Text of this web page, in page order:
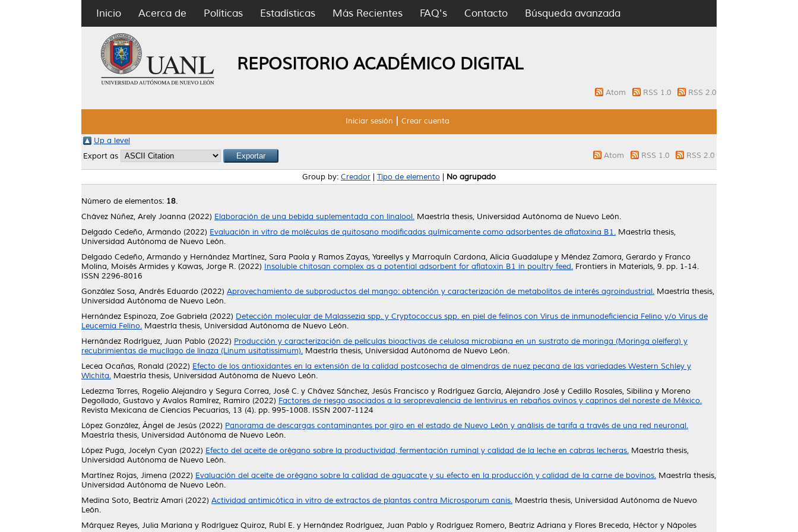
Inicio Acerca de Políticas Estadísticas Más Recientes FAQ's Contacto Búsqueda avanzada
REPOSITORIO ACADÉMICO DIGITAL
Atom RSS 1.0 RSS 2.0
Iniciar sesión Crear cuenta
Up a level
Export as
Atom RSS 1.0 RSS 2.0
Group by: Creador Tipo de elemento No agrupado
Número de elementos: 18.
Chávez Núñez, Arely Joanna (2022) Elaboración de una bebida suplementada con linalool. Maestría thesis, Universidad Autónoma de Nuevo León.
Delgado Cedeño, Armando (2022) Evaluación in vitro de moléculas de quitosano modificadas químicamente como adsorbentes de aflatoxina B1. Maestría thesis,
Universidad Autónoma de Nuevo León.
Delgado Cedeño, Armando y Hernández Martínez, Sara Paola y Ramos Zayas, Yareellys y Marroquín Cardona, Alicia Guadalupe y Méndez Zamora, Gerardo y Franco
Molina, Moisés Armides y Kawas, Jorge R. (2022) Insoluble chitosan complex as a potential adsorbent for aflatoxin B1 in poultry feed. Frontiers in Materials, 9. pp. 1-14.
ISSN 2296-8016
González Sosa, Andrés Eduardo (2022) Aprovechamiento de subproductos del mango: obtención y caracterización de metabolitos de interés agroindustrial. Maestría thesis,
Universidad Autónoma de Nuevo León.
Hernández Espinoza, Zoe Gabriela (2022) Detección molecular de Malassezia spp. y Cryptococcus spp. en piel de felinos con Virus de inmunodeficiencia Felino y/o Virus de
Leucemia Felino. Maestría thesis, Universidad Autónoma de Nuevo León.
Hernández Rodríguez, Juan Pablo (2022) Producción y caracterización de películas bioactivas de celulosa microbiana en un sustrato de moringa (Moringa oleífera) y
recubrimientas de mucílago de linaza (Linum usitatissimum). Maestría thesis, Universidad Autónoma de Nuevo León.
Lecea Ocañas, Ronald (2022) Efecto de los antioxidantes en la extensión de la calidad postcosecha de almendras de nuez pecana de las variedades Western Schley y
Wichita. Maestría thesis, Universidad Autónoma de Nuevo León.
Ledezma Torres, Rogelio Alejandro y Segura Correa, José C. y Chávez Sánchez, Jesús Francisco y Rodríguez García, Alejandro José y Cedillo Rosales, Sibilina y Moreno
Degollado, Gustavo y Avalos Ramírez, Ramiro (2022) Factores de riesgo asociados a la seroprevalencia de lentivirus en rebaños ovinos y caprinos del noreste de México.
Revista Mexicana de Ciencias Pecuarias, 13 (4). pp. 995-1008. ISSN 2007-1124
López González, Ángel de Jesús (2022) Panorama de descargas contaminantes por giro en el estado de Nuevo León y análisis de tarifa a través de una red neuronal.
Maestría thesis, Universidad Autónoma de Nuevo León.
López Puga, Jocelyn Cyan (2022) Efecto del aceite de orégano sobre la productividad, fermentación ruminal y calidad de la leche en cabras lecheras. Maestría thesis,
Universidad Autónoma de Nuevo León.
Martínez Rojas, Jimena (2022) Evaluación del aceite de orégano sobre la calidad de aguacate y su efecto en la producción y calidad de la carne de bovinos. Maestría thesis,
Universidad Autónoma de Nuevo León.
Medina Soto, Beatriz Amari (2022) Actividad antimicótica in vitro de extractos de plantas contra Microsporum canis. Maestría thesis, Universidad Autónoma de Nuevo
León.
Márquez Reyes, Julia Mariana y Rodríguez Quiroz, Rubí E. y Hernández Rodríguez, Juan Pablo y Rodríguez Romero, Beatriz Adriana y Flores Breceda, Héctor y Nápoles